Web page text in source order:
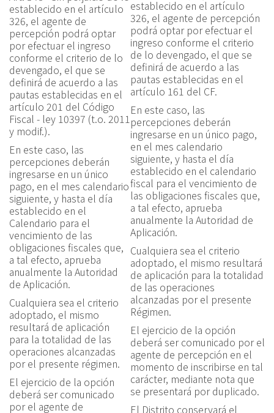
establecido en el artículo
326, el agente de
percepción podrá optar
por efectuar el ingreso
conforme el criterio de lo
devengado, el que se
definirá de acuerdo a las
pautas establecidas en el
artículo 201 del Código
Fiscal - ley 10397 (t.o. 2011
y modif.).
En este caso, las
percepciones deberán
ingresarse en un único
pago, en el mes calendario
siguiente, y hasta el día
establecido en el
Calendario para el
vencimiento de las
obligaciones fiscales que,
a tal efecto, aprueba
anualmente la Autoridad
de Aplicación.
Cualquiera sea el criterio
adoptado, el mismo
resultará de aplicación
para la totalidad de las
operaciones alcanzadas
por el presente régimen.
El ejercicio de la opción
deberá ser comunicado
por el agente de
establecido en el artículo
326, el agente de percepción
podrá optar por efectuar el
ingreso conforme el criterio
de lo devengado, el que se
definirá de acuerdo a las
pautas establecidas en el
artículo 161 del CF.
En este caso, las
percepciones deberán
ingresarse en un único pago,
en el mes calendario
siguiente, y hasta el día
establecido en el calendario
fiscal para el vencimiento de
las obligaciones fiscales que,
a tal efecto, aprueba
anualmente la Autoridad de
Aplicación.
Cualquiera sea el criterio
adoptado, el mismo resultará
de aplicación para la totalidad
de las operaciones
alcanzadas por el presente
Régimen.
El ejercicio de la opción
deberá ser comunicado por el
agente de percepción en el
momento de inscribirse en tal
carácter, mediante nota que
se presentará por duplicado.
El Distrito conservará el